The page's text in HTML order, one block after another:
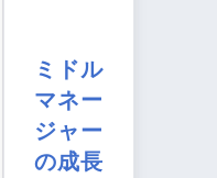
ミドル
マネー
ジャー
の成長